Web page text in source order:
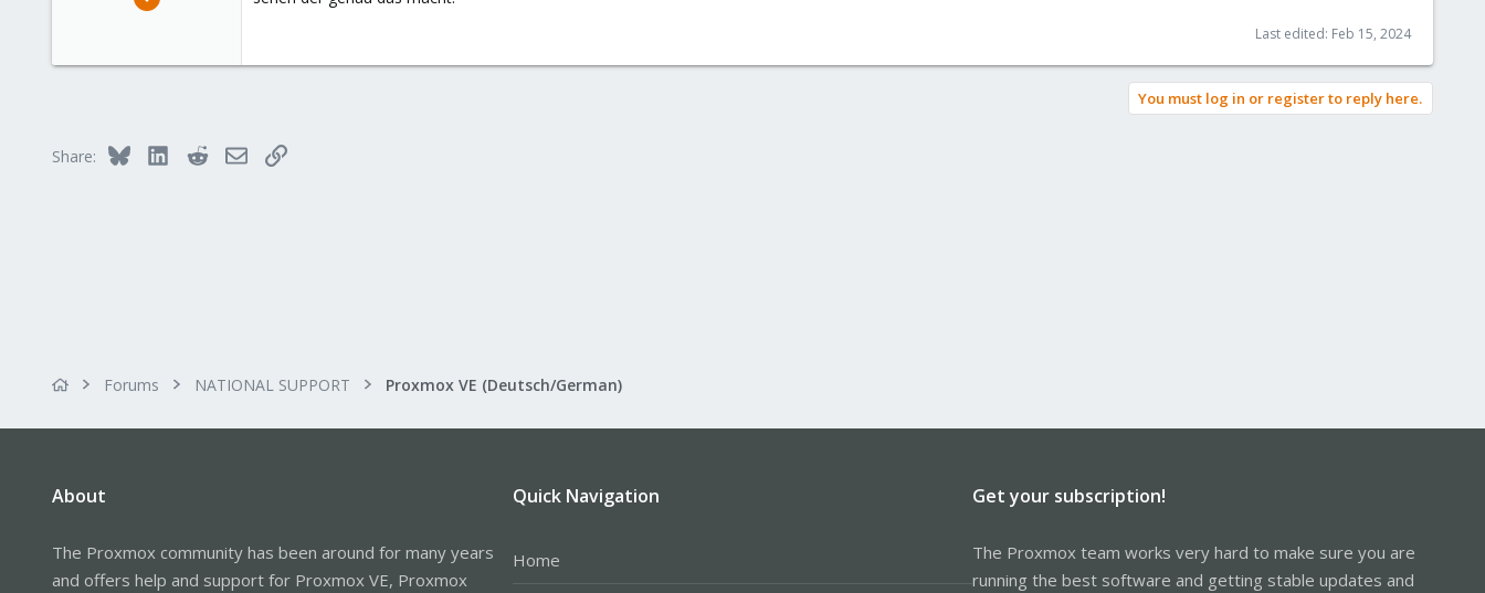
8
Last edited: Feb 15, 2024
You must log in or register to reply here.
Share: Bluesky LinkedInRedditEmailLink
Forums NATIONAL SUPPORT Proxmox VE (Deutsch/German)
About
The Proxmox community has been around for many years
and offers help and support for Proxmox VE, Proxmox
Quick Navigation
Home
Get your subscription!
The Proxmox team works very hard to make sure you are
running the best software and getting stable updates and